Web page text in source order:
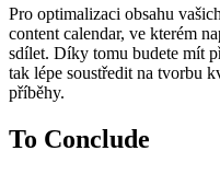
Pro optimalizaci obsahu
content calendar, ve kterém
sdílet. Díky tomu budete mít
tak lépe soustředit na tvorbu
příběhy.
To Conclude